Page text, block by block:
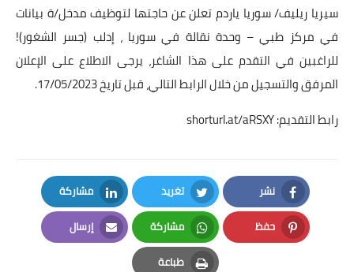
سيريا ريليف/ سوريا ياردم تعلن عن حاجتها لتوظيف مدخل/ة بيانات
في مركز طبي – وحدة نقالة في سوريا ، إدلب (جسر الشغور)!
للراغبين في التقدم على هذا الشاغر، يرجى الاطلاع على الإعلان
المرفق والتسجيل من خلال الرابط التالي، قبل تاريخ 17/05/2023.
رابط التقديم:shorturl.at/aRSXY
نشر
Facebook
تغريد
Twitter
مشاركة
LinkedIn
حفظ
Pinterest
مشاركة
Whatsapp
إرسال
Email
طباعة